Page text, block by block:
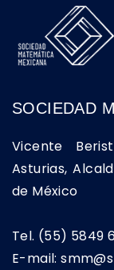
SOCIEDAD
Vicente
Asturias,
de México
Tel. (55) 5849
E-mail: